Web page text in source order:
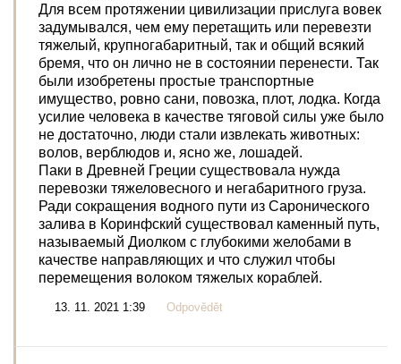
Для всем протяжении цивилизации прислуга вовек
задумывался, чем ему перетащить или перевезти
тяжелый, крупногабаритный, так и общий всякий
бремя, что он лично не в состоянии перенести. Так
были изобретены простые транспортные
имущество, ровно сани, повозка, плот, лодка. Когда
усилие человека в качестве тяговой силы уже было
не достаточно, люди стали извлекать животных:
волов, верблюдов и, ясно же, лошадей.
Паки в Древней Греции существовала нужда
перевозки тяжеловесного и негабаритного груза.
Ради сокращения водного пути из Саронического
залива в Коринфский существовал каменный путь,
называемый Диолком с глубокими желобами в
качестве направляющих и что служил чтобы
перемещения волоком тяжелых кораблей.
13. 11. 2021 1:39 Odpovědět